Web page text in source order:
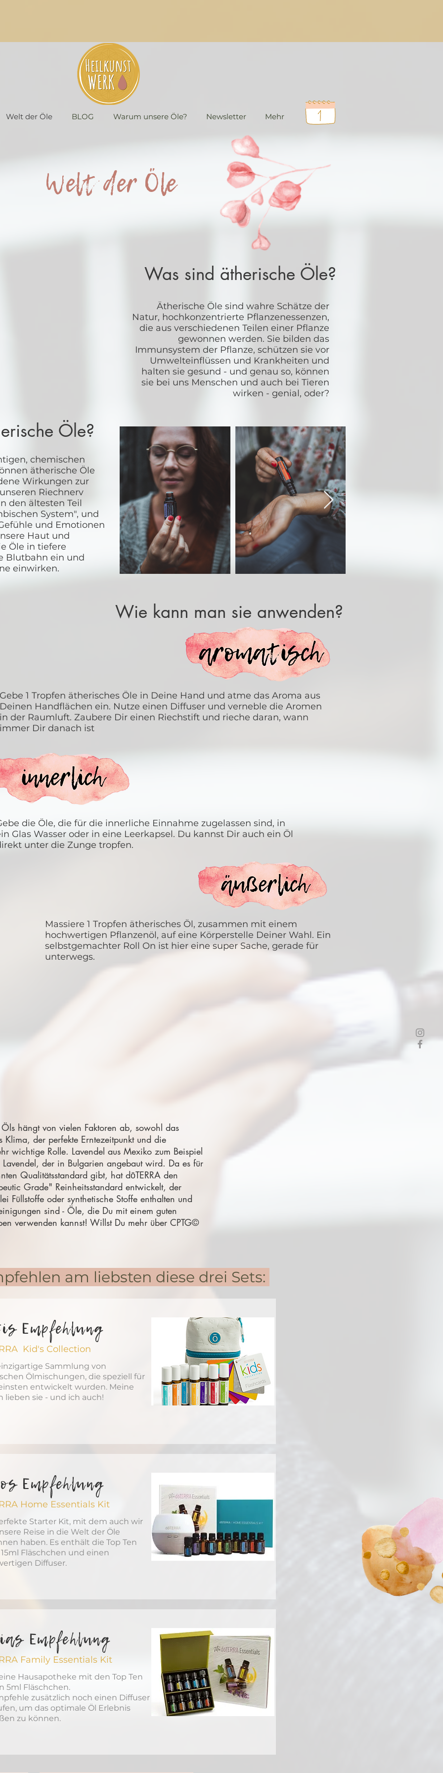
Welt der Öle BLOG Warum unsere Öle? Newsletter Mehr
hängt von vielen Faktoren ab, sowohl das
Klima, der perfekte Erntezeitpunkt und die
wichtige Rolle. Lavendel aus Mexiko zum Beispiel
der in Bulgarien angebaut wird. Da es für
Qualitätsstandard gibt, hat dōTERRA den
Grade" Reinheitsstandard entwickelt, der
Füllstoffe oder synthetische Stoffe enthalten und
sind - Öle, die Du mit einem guten
verwenden kannst! Willst Du mehr über CPTG©
Welt der Öle
chemischen
ätherische Öle
Wirkungen zur
Riechnerv
den ältesten Teil
System", und
und Emotionen
Haut und
Öle in tiefere
Blutbahn ein und
einwirken.
Ätherische Öle sind wahre Schätze der
Natur, hochkonzentrierte Pflanzenessenzen,
die aus verschiedenen Teilen einer Pflanze
gewonnen werden. Sie bilden das
Immunsystem der Pflanze, schützen sie vor
Umwelteinflüssen und Krankheiten und
halten sie gesund - und genau so, können
sie bei uns Menschen und auch bei Tieren
wirken - genial, oder?
Was sind ätherische Öle?
Öle?
Wie kann man sie anwenden?
Gebe 1 Tropfen ätherisches Öle in Deine Hand und atme das Aroma aus
Deinen Handflächen ein. Nutze einen Diffuser und verneble die Aromen
in der Raumluft. Zaubere Dir einen Riechstift und rieche daran, wann
immer Dir danach ist
die Öle, die für die innerliche Einnahme zugelassen sind, in
Glas Wasser oder in eine Leerkapsel. Du kannst Dir auch ein Öl
unter die Zunge tropfen.
Massiere 1 Tropfen ätherisches Öl, zusammen mit einem
hochwertigen Pflanzenöl, auf eine Körperstelle Deiner Wahl. Ein
selbstgemachter Roll On ist hier eine super Sache, gerade für
unterwegs.
am liebsten diese drei Sets:
Empfehlung
Kid's Collection
Sammlung von
Ölmischungen, die speziell für
entwickelt wurden. Meine
lieben sie - und ich auch!
Empfehlung
Home Essentials Kit
Starter Kit, mit dem auch wir
Reise in die Welt der Öle
haben. Es enthält die Top Ten
Fläschchen und einen
Diffuser.
Empfehlung
Family Essentials Kit
Hausapotheke mit den Top Ten
5ml Fläschchen.
zusätzlich noch einen Diffuser
um das optimale Öl Erlebnis
zu können.